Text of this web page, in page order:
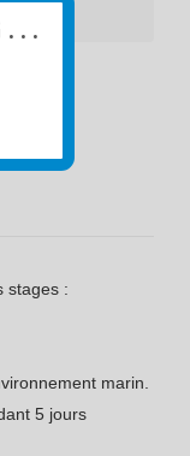
. . .
stages :
marin.
5 jours